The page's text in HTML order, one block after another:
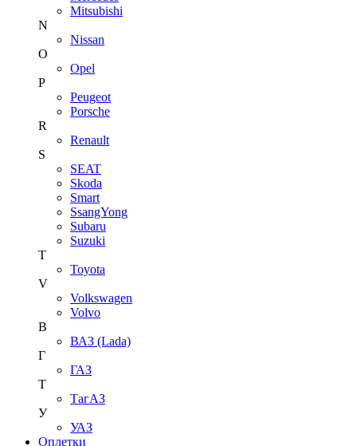
Mitsubishi
N
Nissan
O
Opel
P
Peugeot
Porsche
R
Renault
S
SEAT
Skoda
Smart
SsangYong
Subaru
Suzuki
T
Toyota
V
Volkswagen
Volvo
В
ВАЗ (Lada)
Г
ГАЗ
Т
ТагАЗ
У
УАЗ
Оплетки